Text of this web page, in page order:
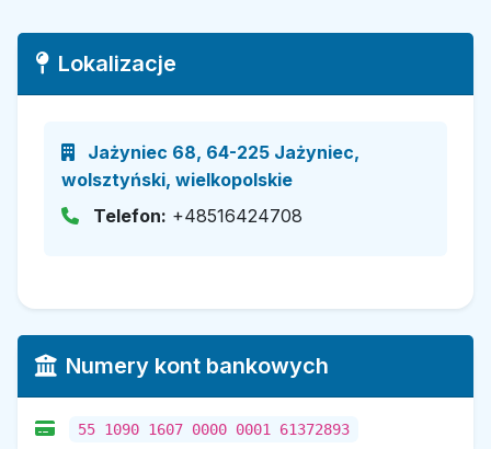
Lokalizacje
Jażyniec 68, 64-225 Jażyniec,
wolsztyński, wielkopolskie
Telefon: +48516424708
Numery kont bankowych
55 1090 1607 0000 0001 61372893